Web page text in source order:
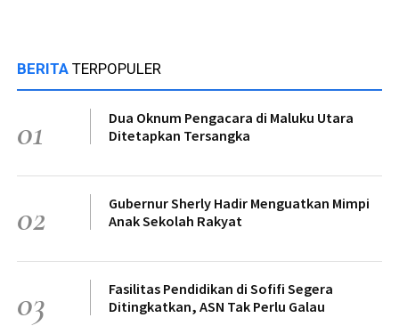
BERITA TERPOPULER
01
Dua Oknum Pengacara di Maluku Utara
Ditetapkan Tersangka
02
Gubernur Sherly Hadir Menguatkan Mimpi
Anak Sekolah Rakyat
03
Fasilitas Pendidikan di Sofifi Segera
Ditingkatkan, ASN Tak Perlu Galau